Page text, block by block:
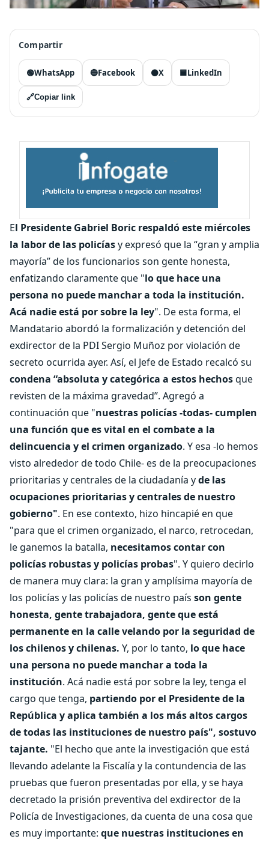
Compartir
🟢WhatsApp 🔵Facebook ⚫X 🟦LinkedIn
🔗Copiar link
El Presidente Gabriel Boric respaldó este miércoles
la labor de las policíasy expresó que la “gran y amplia
mayoría” de los funcionarios son gente honesta,
enfatizando claramente que "lo que hace una
persona no puede manchar a toda la institución.
Acá nadie está por sobre la ley". De esta forma, el
Mandatario abordó la formalización y detención del
exdirector de la PDI Sergio Muñoz por violación de
secreto ocurrida ayer. Así, el Jefe de Estado recalcó su
condena “absoluta y categórica a estos hechosque
revisten de la máxima gravedad”. Agregó a
continuación que "nuestras policías -todas- cumplen
una función que es vital en el combate a la
delincuencia y el crimen organizado. Y esa -lo hemos
visto alrededor de todo Chile- es de la preocupaciones
prioritarias y centrales de la ciudadanía yde las
ocupaciones prioritarias y centrales de nuestro
gobierno". En ese contexto, hizo hincapié en que
"para que el crimen organizado, el narco, retrocedan,
le ganemos la batalla, necesitamos contar con
policías robustas y policías probas". Y quiero decirlo
de manera muy clara: la gran y amplísima mayoría de
los policías y las policías de nuestro país son gente
honesta, gente trabajadora, gente que está
permanente en la calle velando por la seguridad de
los chilenos y chilenas. Y, por lo tanto, lo que hace
una persona no puede manchar a toda la
institución. Acá nadie está por sobre la ley, tenga el
cargo que tenga, partiendo por el Presidente de la
República y aplica también a los más altos cargos
de todas las instituciones de nuestro país", sostuvo
tajante. "El hecho que ante la investigación que está
llevando adelante la Fiscalía y la contundencia de las
pruebas que fueron presentadas por ella, y se haya
decretado la prisión preventiva del exdirector de la
Policía de Investigaciones, da cuenta de una cosa que
es muy importante: que nuestras instituciones en